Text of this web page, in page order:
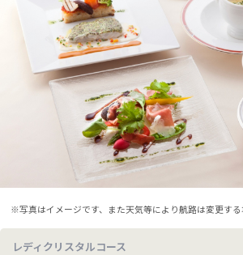
※写真はイメージです、また天気等により航路は変更す
レディクリスタルコース